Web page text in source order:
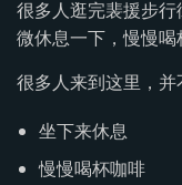
很多人逛完裴援步
微休息一下，慢慢喝
很多人来到这里，并
坐下来休息
慢慢喝杯咖啡